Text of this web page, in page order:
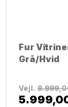
Fur
Grå/Hvid
Vejl.